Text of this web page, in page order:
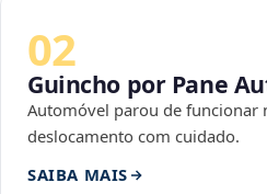
02
Guincho por Pane
Automóvel parou de funcionar
deslocamento com cuidado.
SAIBA MAIS